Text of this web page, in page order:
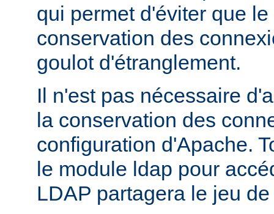
qui permet d'éviter que
conservation des
goulot d'étranglement.
Il n'est pas nécessaire
la conservation des
configuration d'Apache.
le module ldap pour
LDAP partagera le jeu